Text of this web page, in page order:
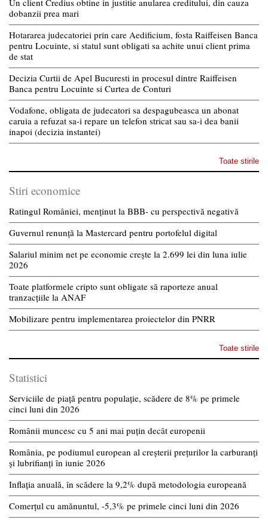
dobanzii prea mari
Hotararea judecatoriei prin care Aedificium, fosta Raiffeisen Banca
pentru Locuinte, si statul sunt obligati sa achite unui client prima
de stat
Decizia Curtii de Apel Bucuresti in procesul dintre Raiffeisen
Banca pentru Locuinte si Curtea de Conturi
Vodafone, obligata de judecatori sa despagubeasca un abonat
caruia a refuzat sa-i repare un telefon stricat sau sa-i dea banii
inapoi (decizia instantei)
Toate stirile
Stiri economice
Ratingul României, menținut la BBB- cu perspectivă negativă
Guvernul renunță la Mastercard pentru portofelul digital
Salariul minim net pe economie crește la 2.699 lei din luna iulie
2026
Toate platformele cripto sunt obligate să raporteze anual
tranzacțiile la ANAF
Mobilizare pentru implementarea proiectelor din PNRR
Toate stirile
Statistici
Serviciile de piață pentru populație, scădere de 8% pe primele
cinci luni din 2026
Românii muncesc cu 5 ani mai puțin decât europenii
România, pe podiumul european al creșterii prețurilor la carburanți
și lubrifianți în iunie 2026
Inflația anuală, în scădere la 9,2% după metodologia europeană
Comerțul cu amănuntul, -5,3% pe primele cinci luni din 2026